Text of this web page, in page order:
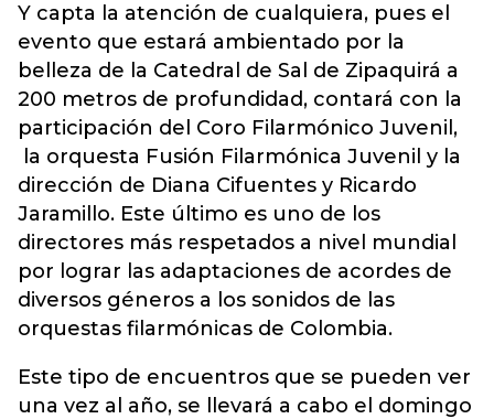
Y capta la atención de cualquiera, pues el
evento que estará ambientado por la
belleza de la Catedral de Sal de Zipaquirá a
200 metros de profundidad, contará con la
participación del Coro Filarmónico Juvenil,
la orquesta Fusión Filarmónica Juvenil y la
dirección de Diana Cifuentes y Ricardo
Jaramillo. Este último es uno de los
directores más respetados a nivel mundial
por lograr las adaptaciones de acordes de
diversos géneros a los sonidos de las
orquestas filarmónicas de Colombia.
Este tipo de encuentros que se pueden ver
una vez al año, se llevará a cabo el domingo